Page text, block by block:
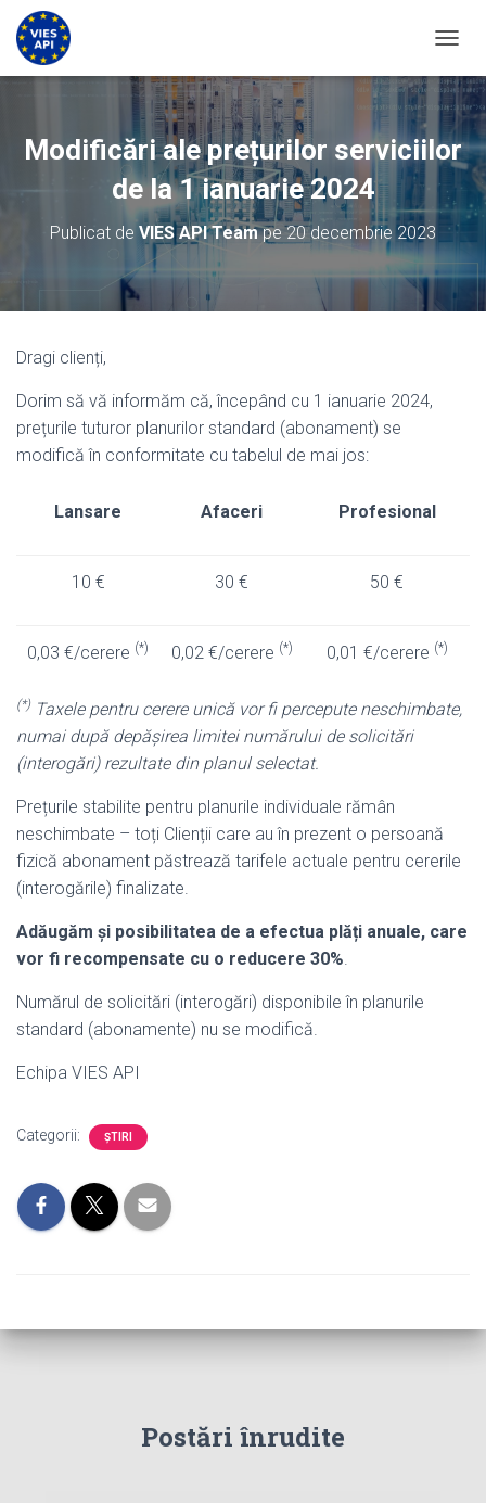
Modificări ale prețurilor serviciilor
de la 1 ianuarie 2024
Publicat de VIES API Teampe20 decembrie 2023
Dragi clienți,
Dorim să vă informăm că, începând cu 1 ianuarie 2024,
prețurile tuturor planurilor standard (abonament) se
modifică în conformitate cu tabelul de mai jos:
Lansare Afaceri Profesional
10 € 30 € 50 €
0,03 €/cerere (*) 0,02 €/cerere (*) 0,01 €/cerere (*)
(*)Taxele pentru cerere unică vor fi percepute neschimbate,
numai după depășirea limitei numărului de solicitări
(interogări) rezultate din planul selectat.
Prețurile stabilite pentru planurile individuale rămân
neschimbate – toți Clienții care au în prezent o persoană
fizică abonament păstrează tarifele actuale pentru cererile
(interogările) finalizate.
Adăugăm și posibilitatea de a efectua plăți anuale, care
vor fi recompensate cu o reducere 30%.
Numărul de solicitări (interogări) disponibile în planurile
standard (abonamente) nu se modifică.
Echipa VIES API
Categorii: ȘTIRI
Postări înrudite